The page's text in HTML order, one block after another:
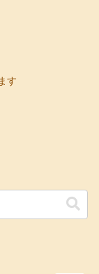
す